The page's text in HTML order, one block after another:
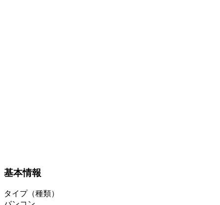
基本情報
タイプ（種類）